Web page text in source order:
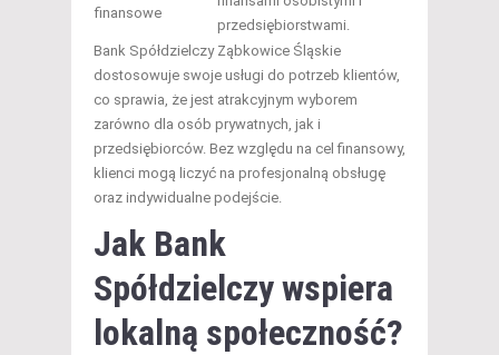
finansowe
przedsiębiorstwami.
Bank Spółdzielczy Ząbkowice Śląskie
dostosowuje swoje usługi do potrzeb klientów,
co sprawia, że jest atrakcyjnym wyborem
zarówno dla osób prywatnych, jak i
przedsiębiorców. Bez względu na cel finansowy,
klienci mogą liczyć na profesjonalną obsługę
oraz indywidualne podejście.
Jak Bank
Spółdzielczy wspiera
lokalną społeczność?